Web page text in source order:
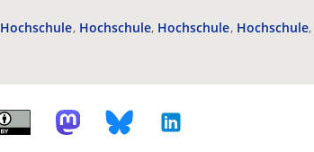
Hochschule Hochschule Hochschule Hochschule